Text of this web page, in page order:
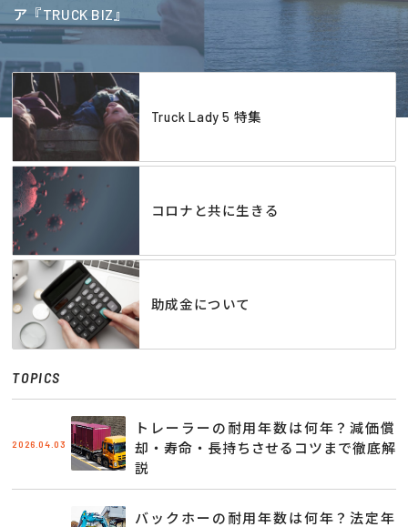
ア『TRUCK BIZ』
Truck Lady 5 特集
コロナと共に生きる
助成金について
TOPICS
2026.04.03
トレーラーの耐用年数は何年？減価償
却・寿命・長持ちさせるコツまで徹底解
説
バックホーの耐用年数は何年？法定年